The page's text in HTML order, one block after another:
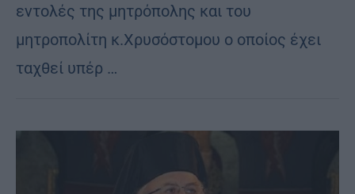
εντολές της μητρόπολης και του
μητροπολίτη κ.Χρυσόστομου ο οποίος έχει
ταχθεί υπέρ …